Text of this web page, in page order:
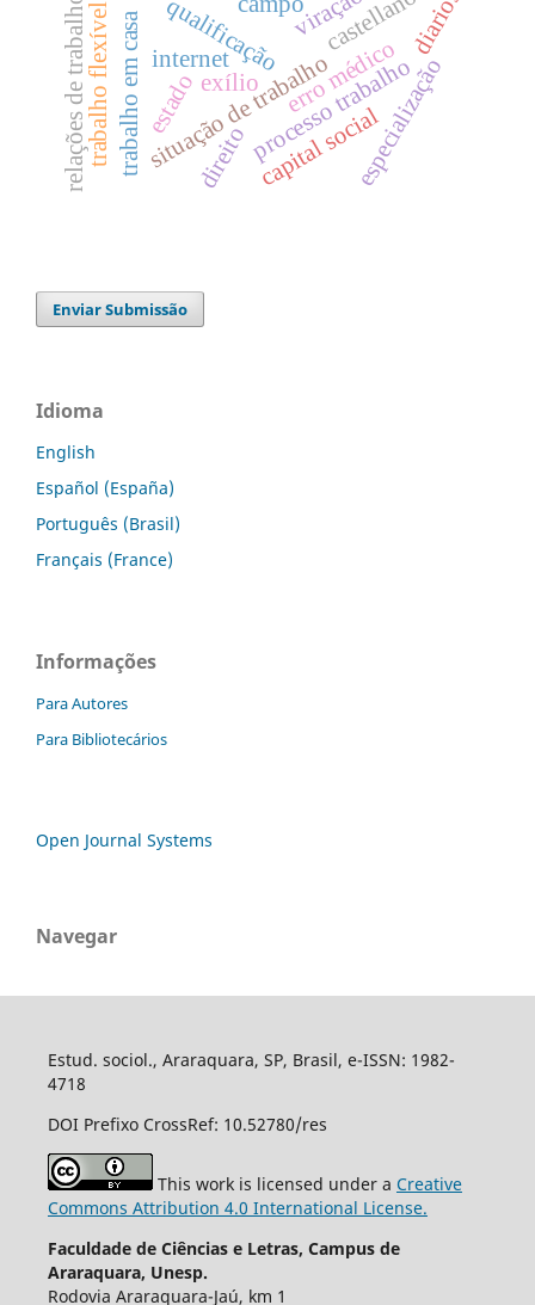
erro médico
processo trabalho
situação de trabalhoespecialização
qualificação
trabalho em casa capital social
trabalho flexível
relações de trabalho diarios
internet
castellano
exílio
direito
estado
Enviar Submissão
Idioma
English
Español (España)
Português (Brasil)
Français (France)
Informações
Para Autores
Para Bibliotecários
Open Journal Systems
Navegar
Estud. sociol., Araraquara, SP, Brasil, e-ISSN: 1982-
4718
DOI Prefixo CrossRef: 10.52780/res
This work is licensed under a Creative
Commons Attribution 4.0 International License.
Faculdade de Ciências e Letras, Campus de
Araraquara, Unesp.
Rodovia Araraquara-Jaú, km 1